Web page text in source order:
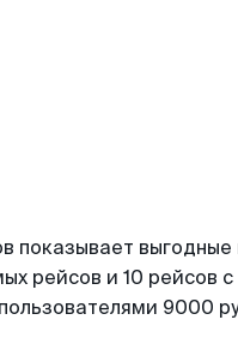
показывает выгодные
рейсов и 10 рейсов
9000